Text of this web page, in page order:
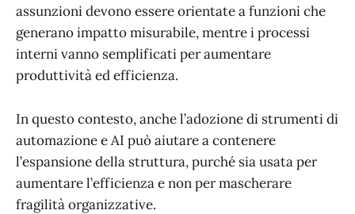
assunzioni devono essere orientate a funzioni che
generano impatto misurabile, mentre i processi
interni vanno semplificati per aumentare
produttività ed efficienza.
In questo contesto, anche l’adozione di strumenti di
automazione e AI può aiutare a contenere
l’espansione della struttura, purché sia usata per
aumentare l’efficienza e non per mascherare
fragilità organizzative.